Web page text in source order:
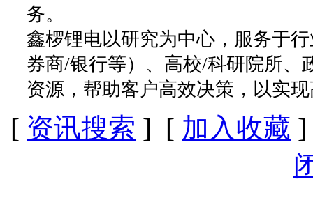
务。
鑫椤锂电以研究为中心，服务于
券商/银行等）、高校/科研院所、
资源，帮助客户高效决策，以实
[ 资讯搜索 ] [ 加入收藏